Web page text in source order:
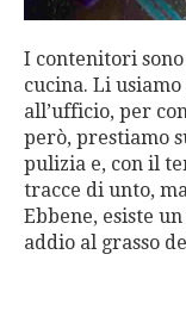
I contenitori
cucina. Li
all’ufficio, per
però, prestiamo
pulizia e, con il
tracce di unto,
Ebbene, esiste
addio al grasso